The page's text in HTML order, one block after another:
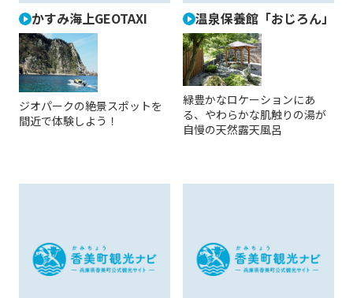
かすみ海上GEOTAXI
ジオパークの絶景スポットを
間近で体験しよう！
温泉保養館「おじろん」
緑豊かなロケーションにあ
る、やわらかな肌触りの湯が
自慢の天然露天風呂